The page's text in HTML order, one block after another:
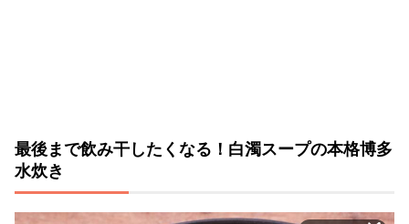
最後まで飲み干したくなる！白濁スープの本格博多
水炊き